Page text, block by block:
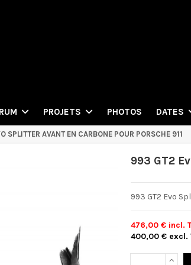
PROJETS PHOTOS DATES
SPLITTER AVANT EN CARBONE POUR PORSCHE 911
993 GT2
993 GT2 Evo
476,00 € incl.
400,00 € excl.